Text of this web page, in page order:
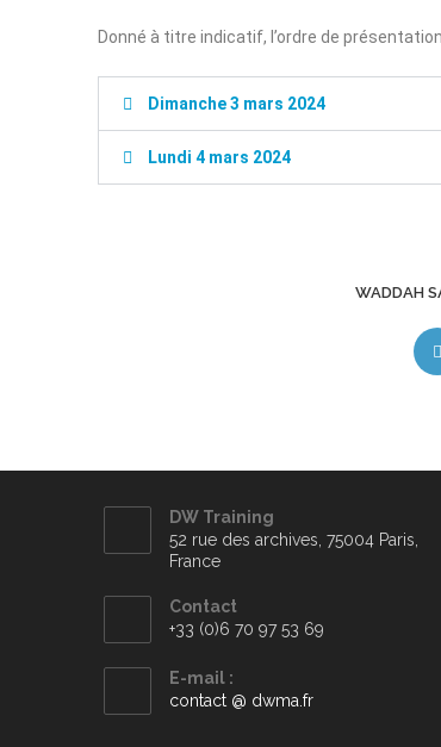
Donné à titre indicatif, l’ordre de
Dimanche 3 mars 2024
Lundi 4 mars 2024
WADDAH
DW Training
52 rue des archives, 75004 Paris,
France
Contact
+33 (0)6 70 97 53 69
E-mail :
contact @ dwma.fr